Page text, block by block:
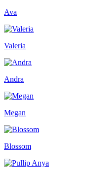
Ava
Valeria
Andra
Megan
Blossom